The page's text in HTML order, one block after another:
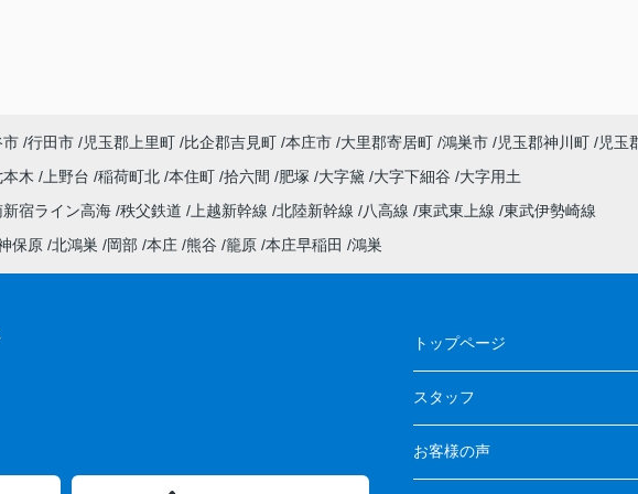
市 行田市 児玉郡上里町 比企郡吉見町 本庄市 大里郡寄居町 鴻巣市 児玉郡神川町
児玉
木 上野台 稲荷町北 本住町 拾六間 肥塚 大字黛 大字下細谷
大字用土
新宿ライン高海 秩父鉄道 上越新幹線 北陸新幹線 八高線 東武東上線 東武伊勢崎線
保原 北鴻巣 岡部 本庄 熊谷 籠原 本庄早稲田 鴻巣
トップページ
スタッフ
お客様の声